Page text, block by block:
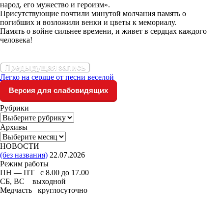
народ, его мужество и героизм».
Присутствующие почтили минутой молчания память о
погибших и возложили венки и цветы к мемориалу.
Память о войне сильнее времени, и живет в сердцах каждого
человека!
Предыдущая запись
Легко на сердце от песни веселой
Версия для слабовидящих
Рубрики
Рубрики
Архивы
Архивы
НОВОСТИ
(без названия) 22.07.2026
Режим работы
ПН — ПТ с 8.00 до 17.00
СБ, ВС выходной
Медчасть круглосуточно